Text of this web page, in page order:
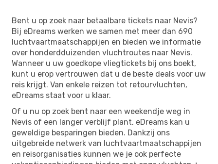
Bent u op zoek naar betaalbare tickets naar Nevis?
Bij eDreams werken we samen met meer dan 690
luchtvaartmaatschappijen en bieden we informatie
over honderdduizenden vluchtroutes naar Nevis.
Wanneer u uw goedkope vliegtickets bij ons boekt,
kunt u erop vertrouwen dat u de beste deals voor uw
reis krijgt. Van enkele reizen tot retourvluchten,
eDreams staat voor u klaar.
Of u nu op zoek bent naar een weekendje weg in
Nevis of een langer verblijf plant, eDreams kan u
geweldige besparingen bieden. Dankzij ons
uitgebreide netwerk van luchtvaartmaatschappijen
en reisorganisaties kunnen we je ook perfecte